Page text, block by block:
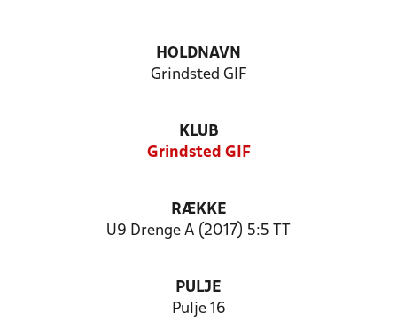
HOLDNAVN
Grindsted GIF
KLUB
Grindsted GIF
RÆKKE
U9 Drenge A (2017) 5:5 TT
PULJE
Pulje 16